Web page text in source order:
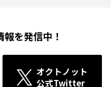
を発信中！
オクトノット
公式Twitter